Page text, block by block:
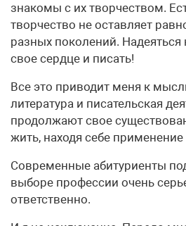
знакомы с их творчеством.
творчество не оставляет
разных поколений. Надеяться
свое сердце и писать!
Все это приводит меня к
литература и писательская
продолжают свое
жить, находя себе
Современные абитуриенты
выборе профессии очень
ответственно.